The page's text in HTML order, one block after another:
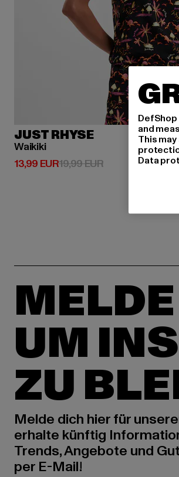
JUST RHYSE
Waikiki
13,99 EUR
Derzeitiger Preis: 13,99 EUR
19,99 EURAktionspreis:
UM
ZU
Melde dich hier für
erhalte künftig
Trends, Angebote und
per E-Mail!
and
This
Data